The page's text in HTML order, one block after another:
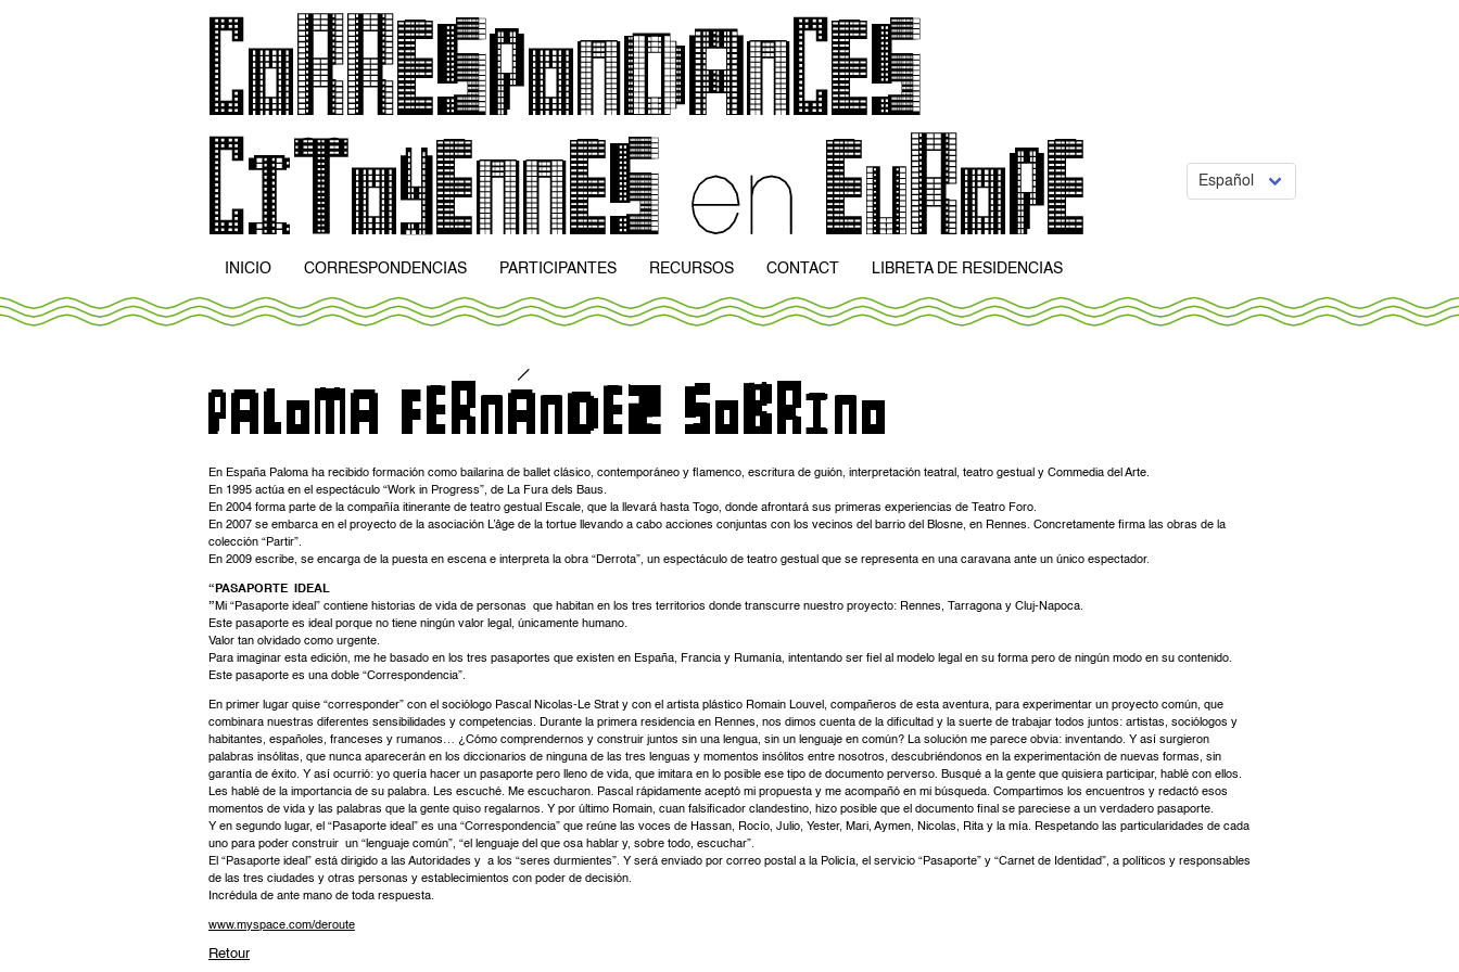
INICIO CORRESPONDENCIAS PARTICIPANTES RECURSOS CONTACT LIBRETA DE RESIDENCIAS
En España Paloma ha recibido formación como bailarina de ballet clásico, contemporáneo y flamenco, escritura de guión, interpretación teatral, teatro gestual y Commedia del Arte.
En 1995 actúa en el espectáculo “Work in Progress”, de La Fura dels Baus.
En 2004 forma parte de la compañía itinerante de teatro gestual Escale, que la llevará hasta Togo, donde afrontará sus primeras experiencias de Teatro Foro.
En 2007 se embarca en el proyecto de la asociación L’âge de la tortue llevando a cabo acciones conjuntas con los vecinos del barrio del Blosne, en Rennes. Concretamente firma las obras de la
colección “Partir”.
En 2009 escribe, se encarga de la puesta en escena e interpreta la obra “Derrota”, un espectáculo de teatro gestual que se representa en una caravana ante un único espectador.
“PASAPORTE IDEAL
”Mi “Pasaporte ideal” contiene historias de vida de personas que habitan en los tres territorios donde transcurre nuestro proyecto: Rennes, Tarragona y Cluj-Napoca.
Este pasaporte es ideal porque no tiene ningún valor legal, únicamente humano.
Valor tan olvidado como urgente.
Para imaginar esta edición, me he basado en los tres pasaportes que existen en España, Francia y Rumanía, intentando ser fiel al modelo legal en su forma pero de ningún modo en su contenido.
Este pasaporte es una doble “Correspondencia”.
En primer lugar quise “corresponder” con el sociólogo Pascal Nicolas-Le Strat y con el artista plástico Romain Louvel, compañeros de esta aventura, para experimentar un proyecto común, que
combinara nuestras diferentes sensibilidades y competencias. Durante la primera residencia en Rennes, nos dimos cuenta de la dificultad y la suerte de trabajar todos juntos: artistas, sociólogos y
habitantes, españoles, franceses y rumanos… ¿Cómo comprendernos y construir juntos sin una lengua, sin un lenguaje en común? La solución me parece obvia: inventando. Y así surgieron
palabras insólitas, que nunca aparecerán en los diccionarios de ninguna de las tres lenguas y momentos insólitos entre nosotros, descubriéndonos en la experimentación de nuevas formas, sin
garantía de éxito. Y así ocurrió: yo quería hacer un pasaporte pero lleno de vida, que imitara en lo posible ese tipo de documento perverso. Busqué a la gente que quisiera participar, hablé con ellos.
Les hablé de la importancia de su palabra. Les escuché. Me escucharon. Pascal rápidamente aceptó mi propuesta y me acompañó en mi búsqueda. Compartimos los encuentros y redactó esos
momentos de vida y las palabras que la gente quiso regalarnos. Y por último Romain, cuan falsificador clandestino, hizo posible que el documento final se pareciese a un verdadero pasaporte.
Y en segundo lugar, el “Pasaporte ideal” es una “Correspondencia” que reúne las voces de Hassan, Rocío, Julio, Yester, Mari, Aymen, Nicolas, Rita y la mía. Respetando las particularidades de cada
uno para poder construir un “lenguaje común”, “el lenguaje del que osa hablar y, sobre todo, escuchar”.
El “Pasaporte ideal” está dirigido a las Autoridades y a los “seres durmientes”. Y será enviado por correo postal a la Policía, el servicio “Pasaporte” y “Carnet de Identidad”, a políticos y responsables
de las tres ciudades y otras personas y establecimientos con poder de decisión.
Incrédula de ante mano de toda respuesta.
www.myspace.com/deroute